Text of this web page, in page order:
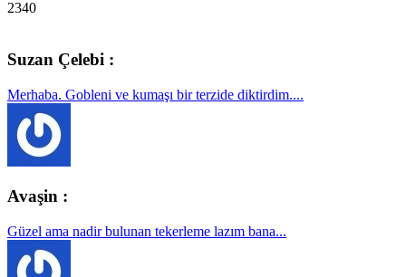
2340
Suzan Çelebi :
Merhaba. Gobleni ve kumaşı bir terzide diktirdim....
Avaşin :
Güzel ama nadir bulunan tekerleme lazım bana...